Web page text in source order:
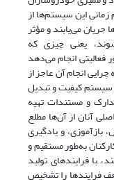
این سیستم‌ها از
می‌یابند و مؤثر
یعنی چیزی که
فعالیتی انجام می‌دهد
انجام آن عاجز از
کیفیت و تبدیل
و مستندات تهیه
آنان از آن‌ها مطلع
بازآموزی، و یادگیری
به‌طور مستقیم و
فرایندهای تولید
فرایندها را تشخیص